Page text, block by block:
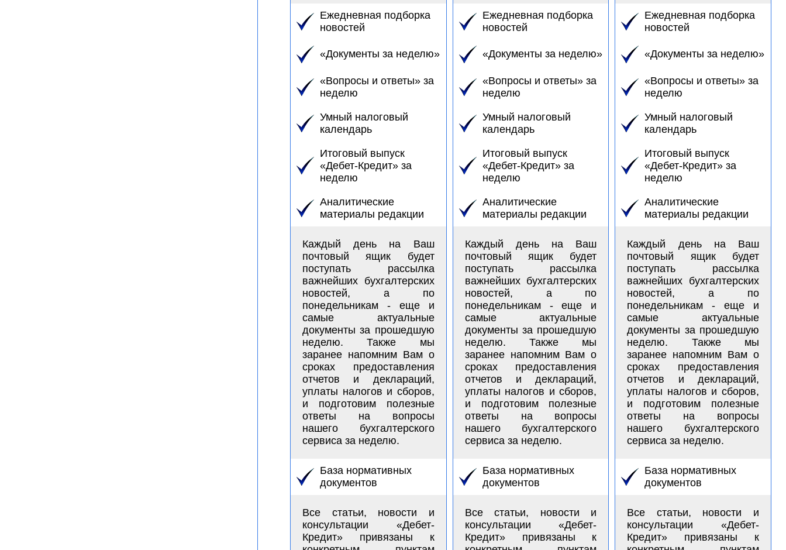
Ежедневная подборка
новостей
«Документы за неделю»
«Вопросы и ответы» за
неделю
Умный налоговый
календарь
Итоговый выпуск
«Дебет-Кредит» за
неделю
Аналитические
материалы редакции
Каждый день на Ваш
почтовый ящик будет
поступать рассылка
важнейших бухгалтерских
новостей, а по
понедельникам - еще и
самые актуальные
документы за прошедшую
неделю. Также мы
заранее напомним Вам о
сроках предоставления
отчетов и деклараций,
уплаты налогов и сборов,
и подготовим полезные
ответы на вопросы
нашего бухгалтерского
сервиса за неделю.
База нормативных
документов
Все статьи, новости и
консультации «Дебет-
Кредит» привязаны к
Ежедневная подборка
новостей
«Документы за неделю»
«Вопросы и ответы» за
неделю
Умный налоговый
календарь
Итоговый выпуск
«Дебет-Кредит» за
неделю
Аналитические
материалы редакции
Каждый день на Ваш
почтовый ящик будет
поступать рассылка
важнейших бухгалтерских
новостей, а по
понедельникам - еще и
самые актуальные
документы за прошедшую
неделю. Также мы
заранее напомним Вам о
сроках предоставления
отчетов и деклараций,
уплаты налогов и сборов,
и подготовим полезные
ответы на вопросы
нашего бухгалтерского
сервиса за неделю.
База нормативных
документов
Все статьи, новости и
консультации «Дебет-
Кредит» привязаны к
Ежедневная подборка
новостей
«Документы за неделю»
«Вопросы и ответы» за
неделю
Умный налоговый
календарь
Итоговый выпуск
«Дебет-Кредит» за
неделю
Аналитические
материалы редакции
Каждый день на Ваш
почтовый ящик будет
поступать рассылка
важнейших бухгалтерских
новостей, а по
понедельникам - еще и
самые актуальные
документы за прошедшую
неделю. Также мы
заранее напомним Вам о
сроках предоставления
отчетов и деклараций,
уплаты налогов и сборов,
и подготовим полезные
ответы на вопросы
нашего бухгалтерского
сервиса за неделю.
База нормативных
документов
Все статьи, новости и
консультации «Дебет-
Кредит» привязаны к